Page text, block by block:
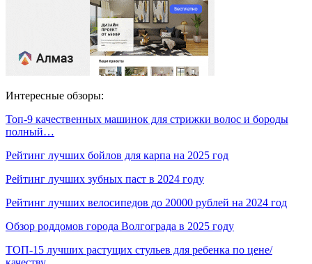
Интересные обзоры:
Топ-9 качественных машинок для стрижки волос и бороды
полный…
Рейтинг лучших бойлов для карпа на 2025 год
Рейтинг лучших зубных паст в 2024 году
Рейтинг лучших велосипедов до 20000 рублей на 2024 год
Обзор роддомов города Волгограда в 2025 году
ТОП-15 лучших растущих стульев для ребенка по цене/